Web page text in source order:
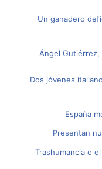
Un ganadero
Ángel Gutiérrez,
Dos jóvenes
España
Presentan
Trashumancia o